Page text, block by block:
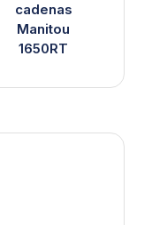
cadenas
Manitou
1650RT